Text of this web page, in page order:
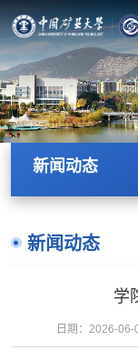
新闻动态
新闻动态
学
日期：2026-06-